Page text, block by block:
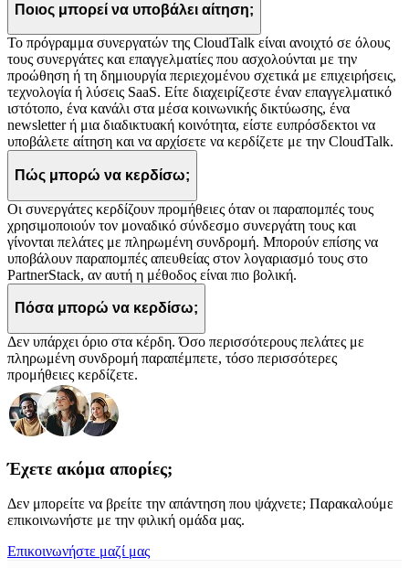
Ποιος μπορεί να υποβάλει αίτηση;
Το πρόγραμμα συνεργατών της CloudTalk είναι ανοιχτό σε όλους
τους συνεργάτες και επαγγελματίες που ασχολούνται με την
προώθηση ή τη δημιουργία περιεχομένου σχετικά με επιχειρήσεις,
τεχνολογία ή λύσεις SaaS. Είτε διαχειρίζεστε έναν επαγγελματικό
ιστότοπο, ένα κανάλι στα μέσα κοινωνικής δικτύωσης, ένα
newsletter ή μια διαδικτυακή κοινότητα, είστε ευπρόσδεκτοι να
υποβάλετε αίτηση και να αρχίσετε να κερδίζετε με την CloudTalk.
Πώς μπορώ να κερδίσω;
Οι συνεργάτες κερδίζουν προμήθειες όταν οι παραπομπές τους
χρησιμοποιούν τον μοναδικό σύνδεσμο συνεργάτη τους και
γίνονται πελάτες με πληρωμένη συνδρομή. Μπορούν επίσης να
υποβάλουν παραπομπές απευθείας στον λογαριασμό τους στο
PartnerStack, αν αυτή η μέθοδος είναι πιο βολική.
Πόσα μπορώ να κερδίσω;
Δεν υπάρχει όριο στα κέρδη. Όσο περισσότερους πελάτες με
πληρωμένη συνδρομή παραπέμπετε, τόσο περισσότερες
προμήθειες κερδίζετε.
Έχετε ακόμα απορίες;
Δεν μπορείτε να βρείτε την απάντηση που ψάχνετε; Παρακαλούμε
επικοινωνήστε με την φιλική ομάδα μας.
Επικοινωνήστε μαζί μας